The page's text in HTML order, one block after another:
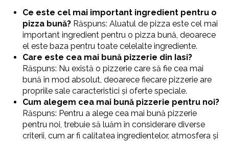
Ce este cel mai important ingredient pentru o
pizza bună? Răspuns: Aluatul de pizza este cel mai
important ingredient pentru o pizza bună, deoarece
el este baza pentru toate celelalte ingrediente.
Care este cea mai bună pizzerie din Iasi?
Răspuns: Nu există o pizzerie care să fie cea mai
bună în mod absolut, deoarece fiecare pizzerie are
propriile sale caracteristici și oferte speciale.
Cum alegem cea mai bună pizzerie pentru noi?
Răspuns: Pentru a alege cea mai bună pizzerie
pentru noi, trebuie să luăm în considerare diverse
criterii, cum ar fi calitatea ingredientelor, atmosfera și